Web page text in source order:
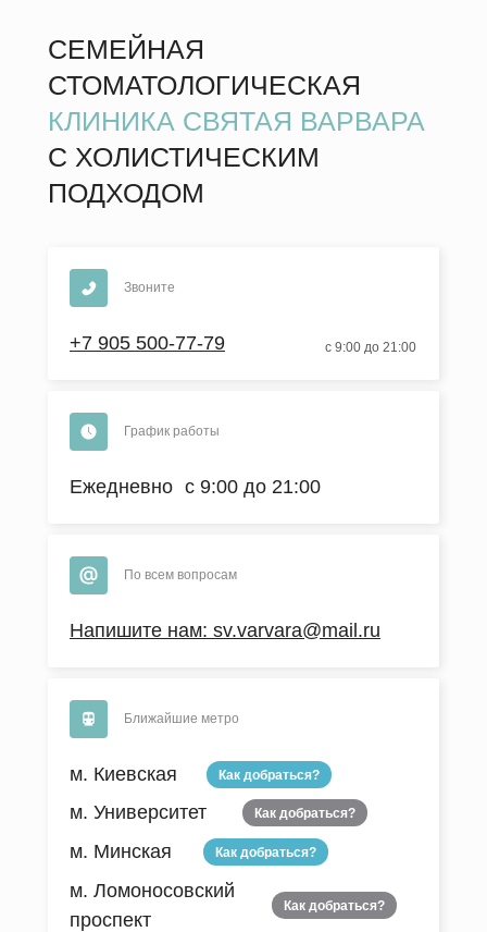
СЕМЕЙНАЯ
СТОМАТОЛОГИЧЕСКАЯ
КЛИНИКА СВЯТАЯ ВАРВАРА
С ХОЛИСТИЧЕСКИМ
ПОДХОДОМ
Звоните
с 9:00 до 21:00
+7 905 500-77-79
График работы
Ежедневно с 9:00 до 21:00
По всем вопросам
Напишите нам: sv.varvara@mail.ru
Ближайшие метро
м. Киевская
м. Университет
м. Минская
м. Ломоносовский
проспект
Как добраться?
Как добраться?
Как добраться?
Как добраться?